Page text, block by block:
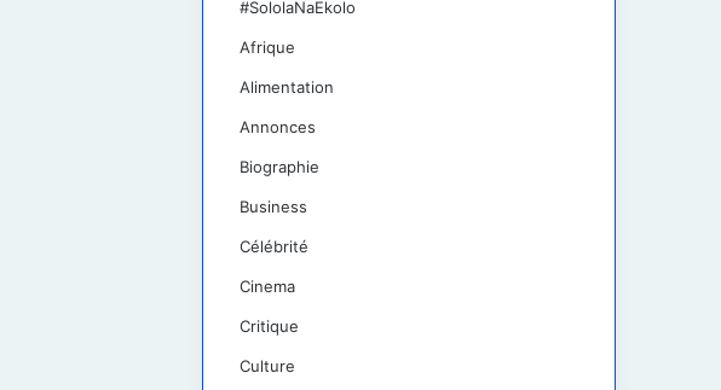
#SololaNaEkolo
Afrique
Alimentation
Annonces
Biographie
Business
Célébrité
Cinema
Critique
Culture